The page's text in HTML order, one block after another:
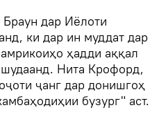
дар Иёлоти
ки дар ин муддат дар
ҳадди аққал
Нита Крофорд,
ҷанг дар донишгоҳ
бузург" аст.